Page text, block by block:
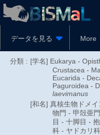
データを見る More
分類 : [学名] Eukarya -
Crustacea -
Eucarida -
Paguroidea -
laevimanus
[和名] 真核生物ドメ
物門 - 甲殻亜
目 - 十脚目 -
科 - ヤドカリ